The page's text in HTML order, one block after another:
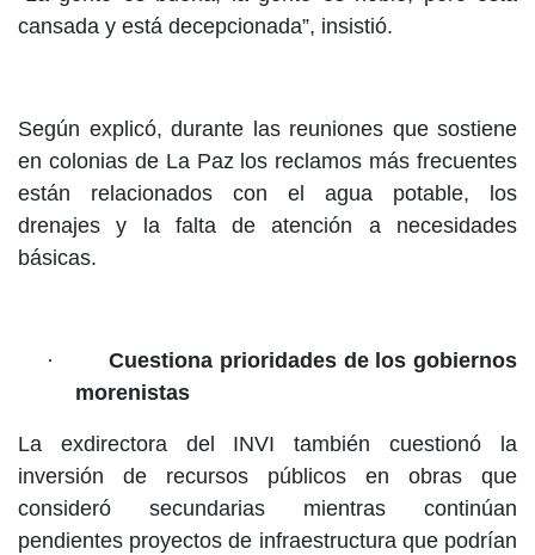
cansada y está decepcionada”, insistió.
Según explicó, durante las reuniones que sostiene
en colonias de La Paz los reclamos más frecuentes
están relacionados con el agua potable, los
drenajes y la falta de atención a necesidades
básicas.
·
Cuestiona prioridades de los gobiernos
morenistas
La exdirectora del INVI también cuestionó la
inversión de recursos públicos en obras que
consideró secundarias mientras continúan
pendientes proyectos de infraestructura que podrían